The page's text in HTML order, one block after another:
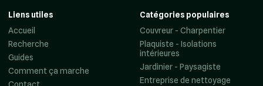
Liens utiles
Accueil
Recherche
Guides
Comment ça marche
Contact
Catégories populaires
Couvreur - Charpentier
Plaquiste - Isolations
intérieures
Jardinier - Paysagiste
Entreprise de nettoyage